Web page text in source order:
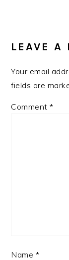
LEAVE A
Your email
fields are
Comment*
Name *